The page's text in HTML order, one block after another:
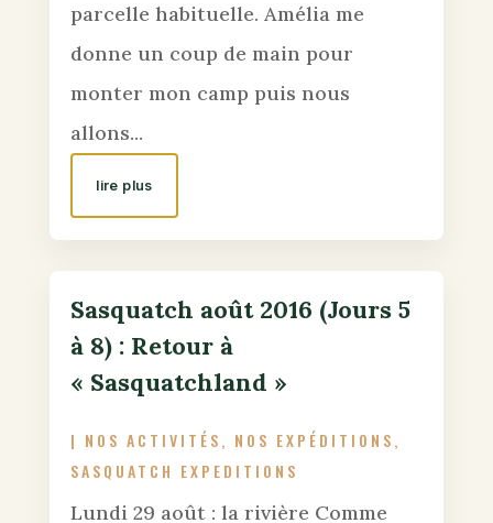
parcelle habituelle. Amélia me
donne un coup de main pour
monter mon camp puis nous
allons...
lire plus
Sasquatch août 2016 (Jours 5
à 8) : Retour à
« Sasquatchland »
| NOS ACTIVITÉS, NOS EXPÉDITIONS,
SASQUATCH EXPEDITIONS
Lundi 29 août : la rivière Comme